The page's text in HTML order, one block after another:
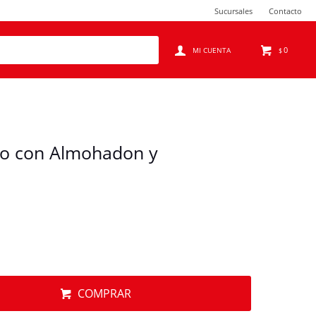
$0
Sucursales Contacto
con Almohadon y
COMPRAR